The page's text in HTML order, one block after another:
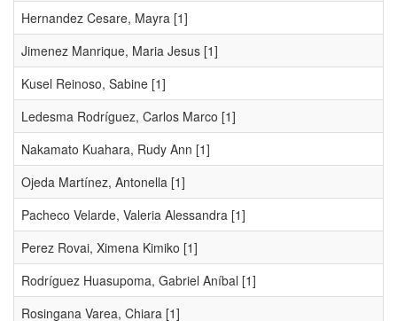
Hernandez Cesare, Mayra [1]
Jimenez Manrique, Maria Jesus [1]
Kusel Reinoso, Sabine [1]
Ledesma Rodríguez, Carlos Marco [1]
Nakamato Kuahara, Rudy Ann [1]
Ojeda Martínez, Antonella [1]
Pacheco Velarde, Valeria Alessandra [1]
Perez Rovai, Ximena Kimiko [1]
Rodríguez Huasupoma, Gabriel Aníbal [1]
Rosingana Varea, Chiara [1]